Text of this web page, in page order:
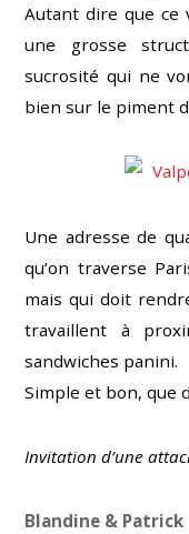
Autant dire que
une grosse
sucrosité qui ne
bien sur le piment
Une adresse de
qu’on traverse
mais qui doit
travaillent à
sandwiches panini.
Simple et bon, que
Invitation d’une
Blandine & Patrick